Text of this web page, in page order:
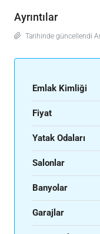
Ayrıntılar
Tarihinde güncellendi
Emlak Kimliği
Fiyat
Yatak Odaları
Salonlar
Banyolar
Garajlar